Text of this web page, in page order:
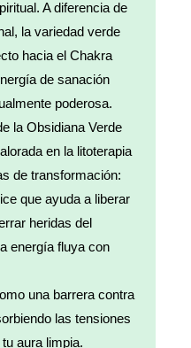
A diferencia de
la variedad verde
hacia el Chakra
de sanación
poderosa.
la Obsidiana Verde
en la litoterapia
de transformación:
que ayuda a liberar
heridas del
energía fluya con
una barrera contra
las tensiones
aura limpia.